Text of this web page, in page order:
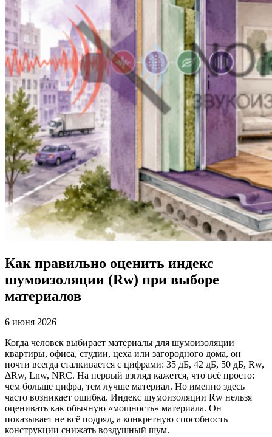
Как правильно оценить индекс
шумоизоляции (Rw) при выборе
материалов
6 июня 2026
Когда человек выбирает материалы для шумоизоляции
квартиры, офиса, студии, цеха или загородного дома, он
почти всегда сталкивается с цифрами: 35 дБ, 42 дБ, 50 дБ, Rw,
ΔRw, Lnw, NRC. На первый взгляд кажется, что всё просто:
чем больше цифра, тем лучше материал. Но именно здесь
часто возникает ошибка. Индекс шумоизоляции Rw нельзя
оценивать как обычную «мощность» материала. Он
показывает не всё подряд, а конкретную способность
конструкции снижать воздушный шум.